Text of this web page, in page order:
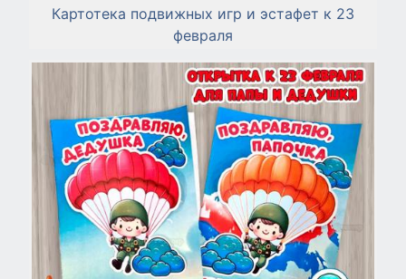
Картотека подвижных игр и эстафет к 23
февраля